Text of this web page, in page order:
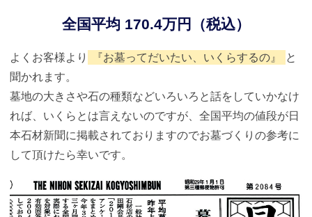
全国平均 170.4万円（税込）
よくお客様より 『お墓ってだいたい、いくらするの』
と
聞かれます。
墓地の大きさや石の種類などいろいろと話をしていかなけ
れば、いくらとは言えないのですが、全国平均の値段が日
本石材新聞に掲載されておりますのでお墓づくりの参考に
して頂けたら幸いです。